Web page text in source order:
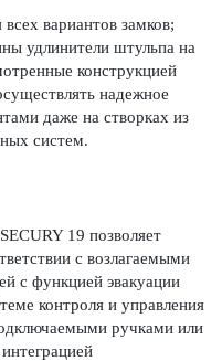
вариантов замков;
удлинители штульпа на
конструкцией
надежное
даже на створках из
систем.
19 позволяет
с возлагаемыми
с функцией эвакуации
контроля и управления
ручками или